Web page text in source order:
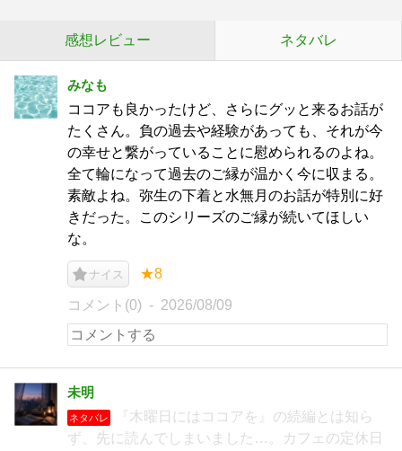
感想レビュー ネタバレ
みなも
ココアも良かったけど、さらにグッと来るお話が
たくさん。負の過去や経験があっても、それが今
の幸せと繋がっていることに慰められるのよね。
全て輪になって過去のご縁が温かく今に収まる。
素敵よね。弥生の下着と水無月のお話が特別に好
きだった。このシリーズのご縁が続いてほしい
な。
ナイス ★8
コメント(0) 2026/08/09
未明
ネタバレ
『木曜日にはココアを』の続編とは知ら
ず、先に読んでしまいました…。カフェの定休日